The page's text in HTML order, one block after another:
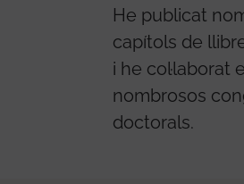
He publicat
capítols de
i he col·laborat
nombrosos
doctorals.